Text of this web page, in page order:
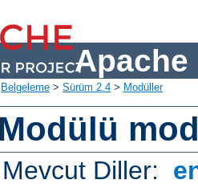
Apache
Belgeleme > Sürüm 2.4 > Modüller
Mevcut Diller: